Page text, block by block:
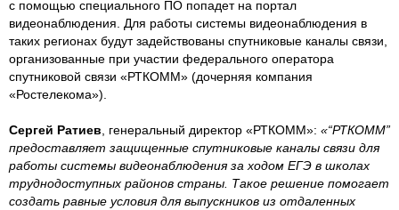
с помощью специального ПО попадет на портал
видеонаблюдения. Для работы системы видеонаблюдения в
таких регионах будут задействованы спутниковые каналы связи,
организованные при участии федерального оператора
спутниковой связи «РТКОММ» (дочерняя компания
«Ростелекома»).
Сергей Ратиев , генеральный директор «РТКОММ»: «“РТКОММ”
предоставляет защищенные спутниковые каналы связи для
работы системы видеонаблюдения за ходом ЕГЭ в школах
труднодоступных районов страны. Такое решение помогает
создать равные условия для выпускников из отдаленных